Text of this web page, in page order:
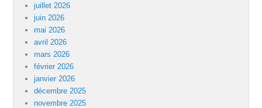
juillet 2026
juin 2026
mai 2026
avril 2026
mars 2026
février 2026
janvier 2026
décembre 2025
novembre 2025